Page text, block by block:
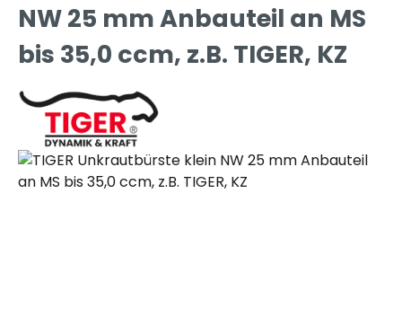
NW 25 mm Anbauteil an MS
bis 35,0 ccm, z.B. TIGER, KZ
Bildergalerie überspringen